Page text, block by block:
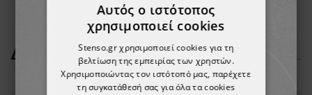
ΔΕΊΤΕ ΠΕΡΙΣΣΌΤΕΡΑ
Αυτός ο ιστότοπος
χρησιμοποιεί cookies
Stenso.gr χρησιμοποιεί cookies για τη
βελτίωση της εμπειρίας των χρηστών.
Χρησιμοποιώντας τον ιστότοπό μας, παρέχετε
τη συγκατάθεσή σας για όλα τα cookies